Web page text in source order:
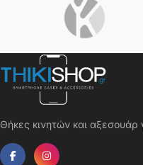
Θήκες κινητών και